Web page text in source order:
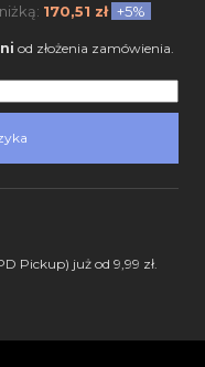
170,51 zł +5%
od złożenia zamówienia.
Pickup) już od 9,99 zł.